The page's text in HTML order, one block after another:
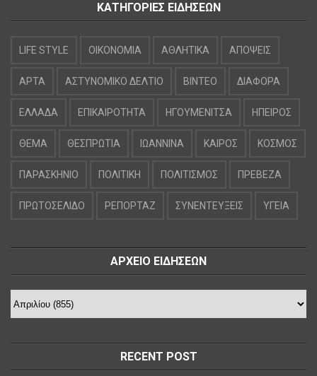
ΚΑΤΗΓΟΡΙΕΣ ΕΙΔΗΣΕΩΝ
LIFE STYLE OIKONOMIA ΑΘΛΗΤΙΚΑ ΑΠΟΨΕΙΣ
ΑΡΤΑ ΑΣΤΥΝΟΜΙΚΟ ΔΕΛΤΙΟ ΒΙΝΤΕΟ ΔΙΑΦΟΡΑ
ΕΛΛΑΔΑ ΕΠΙΚΑΙΡΟΤΗΤΑ ΗΓΟΥΜΕΝΙΤΣΑ ΗΠΕΙΡΟΣ
ΘΕΜΑ ΘΕΣΠΡΩΤΙΑ ΙΩΑΝΝΙΝΑ ΚΑΙΡΟΣ ΚΟΣΜΟΣ
ΠΑΡΑΣΚΗΝΙΟ ΠΟΛΙΤΙΚΗ ΠΟΛΙΤΙΣΜΟΣ ΠΡΕΒΕΖΑ
ΠΡΩΤΟΣΕΛΙΔΟ ΡΕΠΟΡΤΑΖ ΣΥΝΕΝΤΕΥΞΕΙΣ ΥΓΕΙΑ
ΑΡΧΕΙΟ ΕΙΔΗΣΕΩΝ
RECENT POST